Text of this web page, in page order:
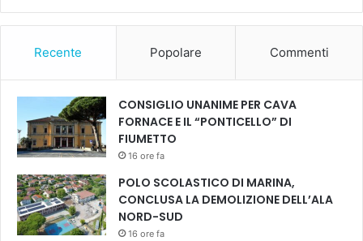
u
u
o
o
s
a
n
o
d
o
Recente Popolare Commenti
CONSIGLIO UNANIME PER CAVA
FORNACE E IL “PONTICELLO” DI
FIUMETTO
16 ore fa
POLO SCOLASTICO DI MARINA,
CONCLUSA LA DEMOLIZIONE DELL’ALA
NORD-SUD
16 ore fa